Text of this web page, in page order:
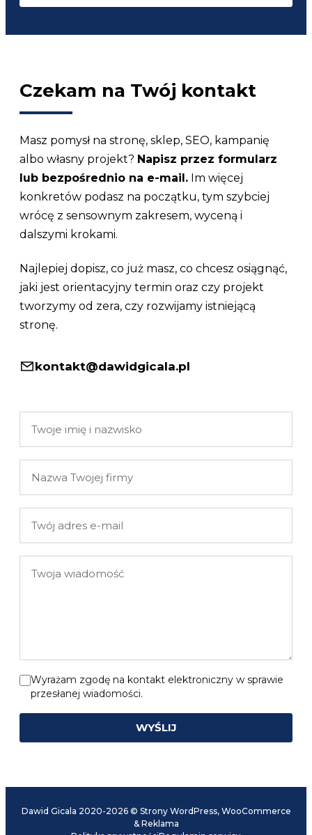
Czekam na Twój kontakt
Masz pomysł na stronę, sklep, SEO, kampanię
albo własny projekt? Napisz przez formularz
lub bezpośrednio na e-mail. Im więcej
konkretów podasz na początku, tym szybciej
wrócę z sensownym zakresem, wyceną i
dalszymi krokami.
Najlepiej dopisz, co już masz, co chcesz osiągnąć,
jaki jest orientacyjny termin oraz czy projekt
tworzymy od zera, czy rozwijamy istniejącą
stronę.
kontakt@dawidgicala.pl
imię
nazwisko
Twojej
adres
mail
wiadomość
Wyrażam zgodę na kontakt elektroniczny w sprawie
przesłanej wiadomości.
WYŚLIJ
Dawid Gicala 2020-2026 © Strony WordPress, WooCommerce
& Reklama